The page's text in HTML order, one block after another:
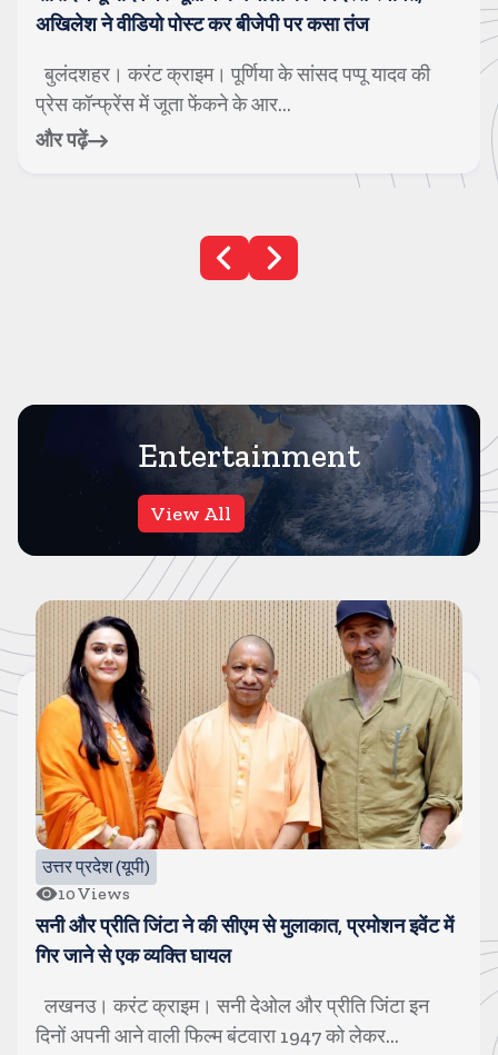
गाजियाबाद। करंट क्राइम। सावन के महीने को अत्यंत पवित्र
माना जाता है। इस समय जहां एक ओर बारिश ...
और पढ़ें
Entertainment
View All
बॉलीवुड
61Views
गोंविदा और कोमल हुए स्पॉट, चल रहा है अफेयर, पत्नी सुनीता से
चल रही है खटपट
मुंबई। करंट क्राइम। 1990 के दशक के हीरो नंबर 1 कहे जाने
वाले एक्टर गोविंदा अब फिल्मों में भले...